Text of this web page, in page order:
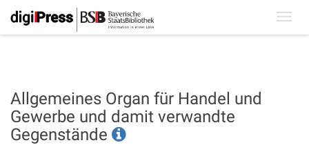
Allgemeines Organ für Handel und
Gewerbe und damit verwandte
Gegenstände